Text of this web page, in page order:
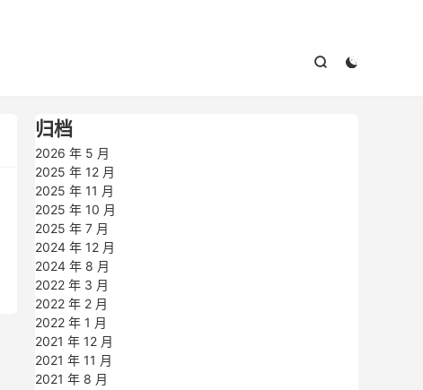


归档
2026 年 5 月
2025 年 12 月
2025 年 11 月
2025 年 10 月
2025 年 7 月
2024 年 12 月
2024 年 8 月
2022 年 3 月
2022 年 2 月
2022 年 1 月
2021 年 12 月
2021 年 11 月
2021 年 8 月